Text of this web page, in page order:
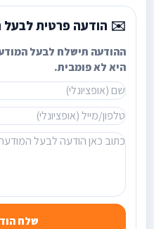
✉️ הודעה פרטית לבעל
ההודעה תישלח לבעל
היא לא פומבית.
שלח